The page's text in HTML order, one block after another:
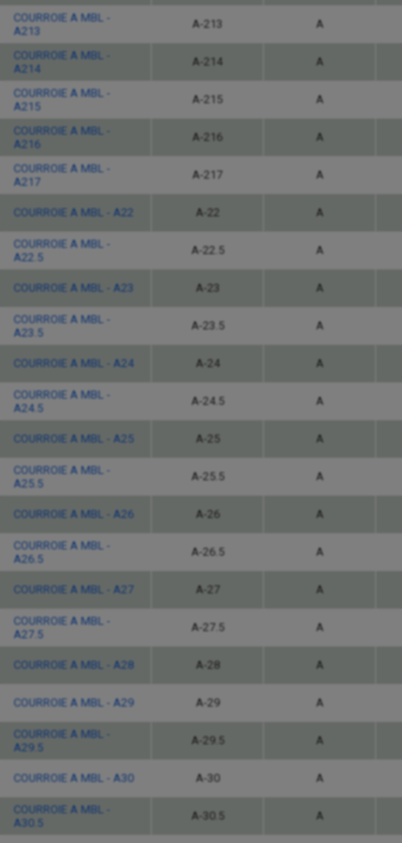
COURROIE A MBL -
A213
A-213 A
COURROIE A MBL -
A214
A-214 A
COURROIE A MBL -
A215
A-215 A
COURROIE A MBL -
A216
A-216 A
COURROIE A MBL -
A217
A-217 A
COURROIE A MBL - A22 A-22 A
COURROIE A MBL -
A22.5
A-22.5 A
COURROIE A MBL - A23 A-23 A
COURROIE A MBL -
A23.5
A-23.5 A
COURROIE A MBL - A24 A-24 A
COURROIE A MBL -
A24.5
A-24.5 A
COURROIE A MBL - A25 A-25 A
COURROIE A MBL -
A25.5
A-25.5 A
COURROIE A MBL - A26 A-26 A
COURROIE A MBL -
A26.5
A-26.5 A
COURROIE A MBL - A27 A-27 A
COURROIE A MBL -
A27.5
A-27.5 A
COURROIE A MBL - A28 A-28 A
COURROIE A MBL - A29 A-29 A
COURROIE A MBL -
A29.5
A-29.5 A
COURROIE A MBL - A30 A-30 A
COURROIE A MBL -
A30.5
A-30.5 A